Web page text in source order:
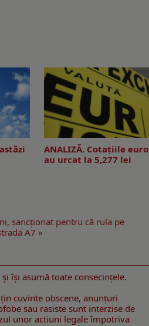
ANALIZĂ. Cotațiile euro
au urcat la 5,277 lei
sancţionat pentru că rula pe
A7 »
îşi asumă toate consecinţele.
cuvinte obscene, anunţuri
sau rasiste sunt interzise de
unor actiuni legale împotriva